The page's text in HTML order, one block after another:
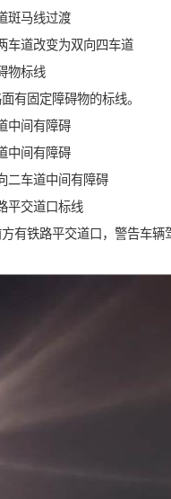
斑马线过渡
车道改变为双向四车道
物标线
有固定障碍物的标线。
中间有障碍
中间有障碍
二车道中间有障碍
平交道口标线
有铁路平交道口，警告车辆